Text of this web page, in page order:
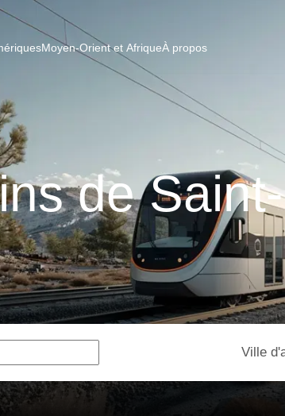
Moyen-Orient et AfriqueÀ propos
de
Ville